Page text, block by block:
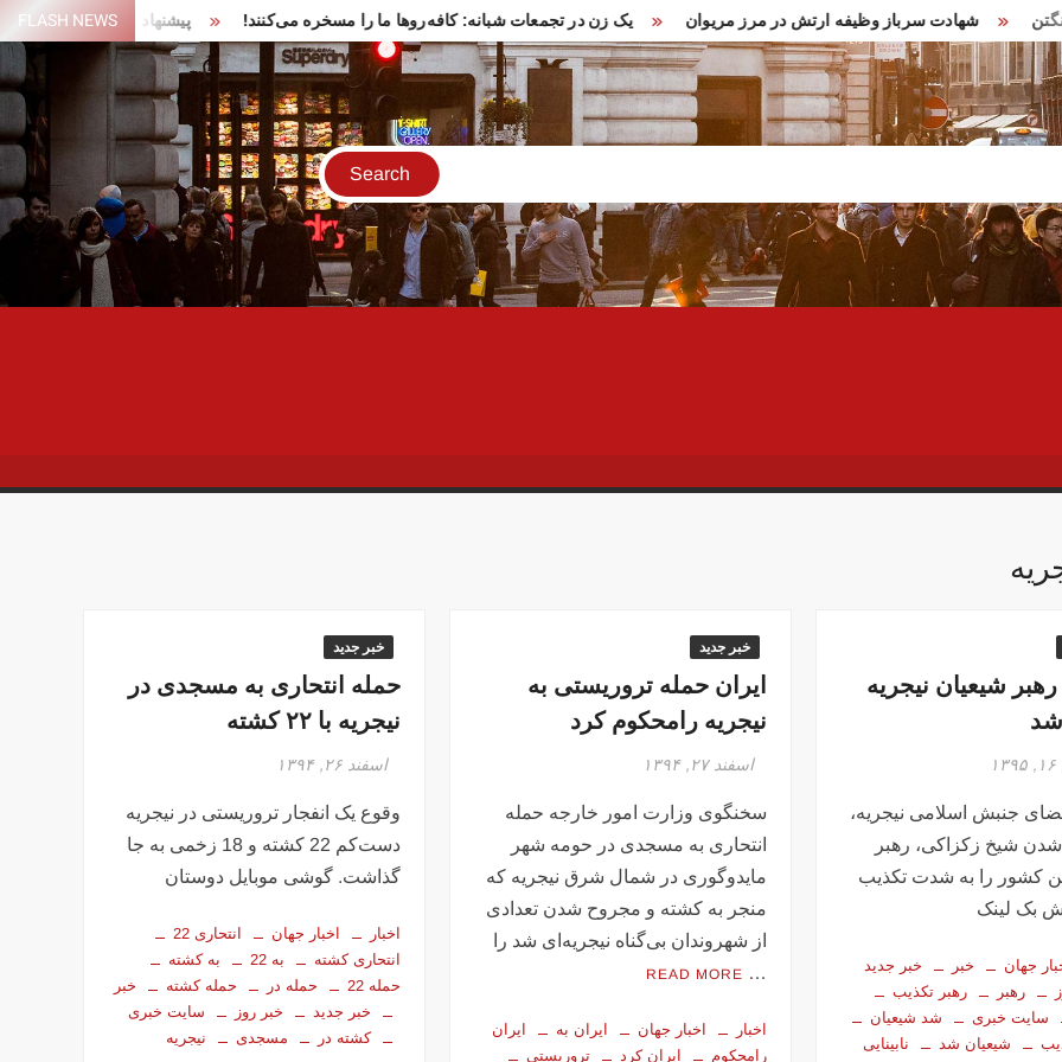
FLASH NEWS
پیشنهاد ایران یک زن در تجمعات شبانه: کافه‌روها ما را مسخره می‌کنند! شهادت سرباز وظیفه ارتش در مرز مریوان در واشنگتن
رهبر شیعیان نیجریه
جنبش اسلامی نیجریه،
شدن شیخ زکزاکی، رهبر
کشور را به شدت تکذیب
بک لینک
جهان خبر
خبر جدید
رهبر
رهبر تکذیب
سایت خبری
شد شیعیان
شیعیان شد
نابینایی
خبر جدید
ایران حمله تروریستی به
نیجریه رامحکوم کرد
اسفند ۲۷, ۱۳۹۴
سخنگوی وزارت امور خارجه حمله
انتحاری به مسجدی در حومه شهر
مایدوگوری در شمال شرق نیجریه که
منجر به کشته و مجروح شدن تعدادی
از شهروندان بی‌گناه نیجریه‌ای شد را
…
READ MORE
اخبار اخبار جهان ایران به
ایران
رامحکوم
ایران کرد
تروریستی
خبر جدید
حمله انتحاری به مسجدی در
نیجریه با ۲۲ کشته
اسفند ۲۶, ۱۳۹۴
وقوع یک انفجار تروریستی در نیجریه
دست‌کم 22 کشته و 18 زخمی به جا
گذاشت. گوشی موبایل دوستان
اخبار اخبار جهان
انتحاری 22
انتحاری کشته
به 22
به کشته
حمله 22
حمله در حمله کشته
خبر
خبر جدید
خبر روز
سایت خبری
کشته در
مسجدی نیجریه